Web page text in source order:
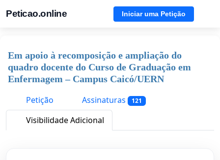
Peticao.online Iniciar uma Petição
Em apoio à recomposição e ampliação do
quadro docente do Curso de Graduação em
Enfermagem – Campus Caicó/UERN
Petição
Assinaturas 121
Visibilidade Adicional